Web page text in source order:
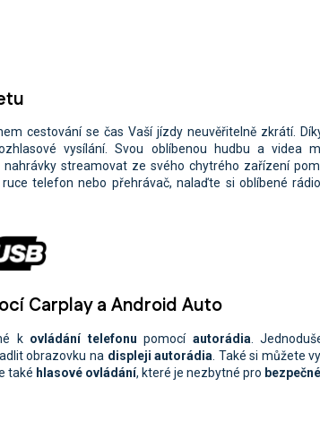
cestování se čas Vaší jízdy neuvěřitelně zkrátí.
vysílání. Svou oblíbenou hudbu a videa
nahrávky streamovat ze svého chytrého zařízení
telefon nebo přehrávač, nalaďte si oblíbené
Carplay a Android Auto
k ovládání telefonu pomocíautorádia .
obrazovku na displeji autorádia . Také si můžete
také hlasové ovládání, které je nezbytné pro